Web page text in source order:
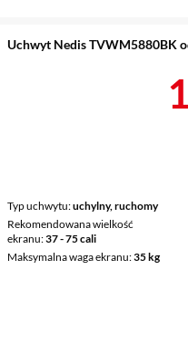
Uchwyt Nedis TVWM5880BK
Typ uchwytu uchylny, ruchomy
Rekomendowana wielkość
ekranu 37 - 75 cali
Maksymalna waga ekranu 35 kg